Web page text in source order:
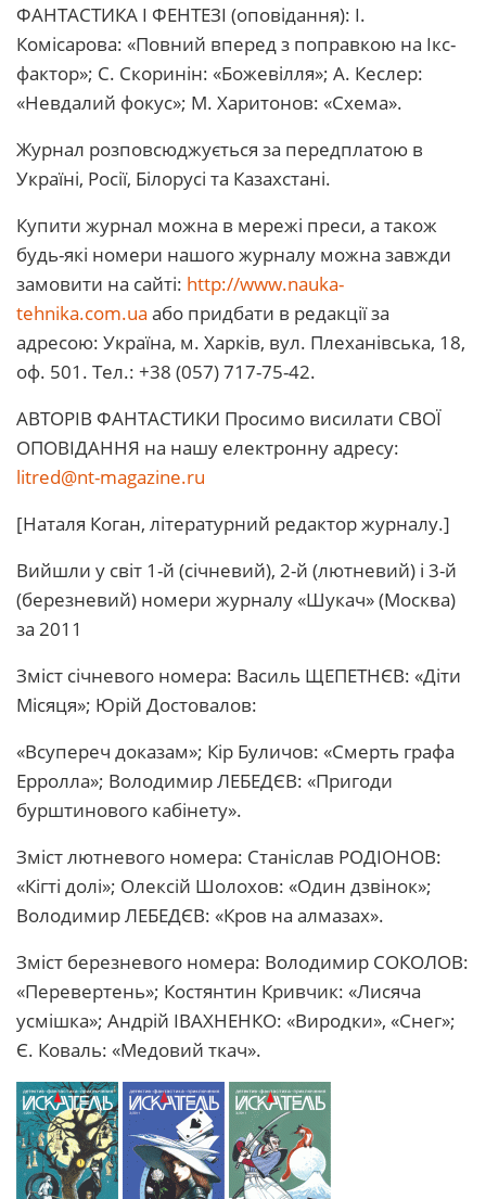
ФАНТАСТИКА І ФЕНТЕЗІ (оповідання): І.
Комісарова: «Повний вперед з поправкою на Ікс-
фактор»; С. Скоринін: «Божевілля»; А. Кеслер:
«Невдалий фокус»; М. Харитонов: «Схема».
Журнал розповсюджується за передплатою в
Україні, Росії, Білорусі та Казахстані.
Купити журнал можна в мережі преси, а також
будь-які номери нашого журналу можна завжди
замовити на сайті: http://www.nauka-
tehnika.com.ua або придбати в редакції за
адресою: Україна, м. Харків, вул. Плеханівська, 18,
оф. 501. Тел.: +38 (057) 717-75-42.
АВТОРІВ ФАНТАСТИКИ Просимо висилати СВОЇ
ОПОВІДАННЯ на нашу електронну адресу:
litred@nt-magazine.ru
[Наталя Коган, літературний редактор журналу.]
Вийшли у світ 1-й (січневий), 2-й (лютневий) і 3-й
(березневий) номери журналу «Шукач» (Москва)
за 2011
Зміст січневого номера: Василь ЩЕПЕТНЄВ: «Діти
Місяця»; Юрій Достовалов:
«Всупереч доказам»; Кір Буличов: «Смерть графа
Ерролла»; Володимир ЛЕБЕДЄВ: «Пригоди
бурштинового кабінету».
Зміст лютневого номера: Cтаніслав РОДІОНОВ:
«Кігті долі»; Олексій Шолохов: «Один дзвінок»;
Володимир ЛЕБЕДЄВ: «Кров на алмазах».
Зміст березневого номера: Володимир СОКОЛОВ:
«Перевертень»; Костянтин Кривчик: «Лисяча
усмішка»; Андрій ІВАХНЕНКО: «Виродки», «Cнег»;
Є. Коваль: «Медовий ткач».